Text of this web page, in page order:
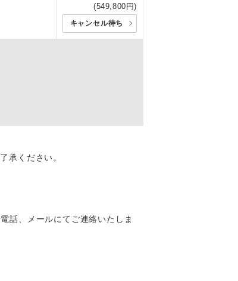
(549,800円)
キャンセル待ち
承ください。
話、メールにてご連絡いたしま
と